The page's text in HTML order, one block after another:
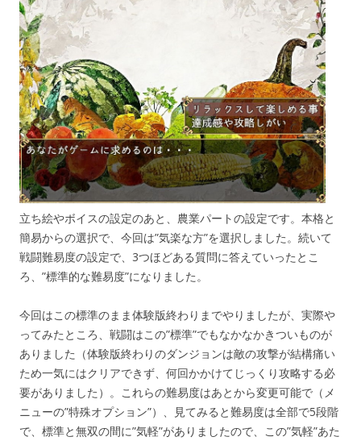
立ち絵やボイスの設定のあと、農業パートの設定です。本格と
簡易からの選択で、今回は”気楽な方”を選択しました。続いて
戦闘難易度の設定で、3つほどある質問に答えていったとこ
ろ、”標準的な難易度”になりました。
今回はこの標準のまま体験版終わりまでやりましたが、実際や
ってみたところ、戦闘はこの”標準”でもなかなかきついものが
ありました（体験版終わりのダンジョンは敵の攻撃が結構痛い
ため一気にはクリアできず、何回かかけてじっくり攻略する必
要がありました）。これらの難易度はあとから変更可能で（メ
ニューの”特殊オプション”）、見てみると難易度は全部で5段階
で、標準と無双の間に”気軽”がありましたので、この”気軽”あた